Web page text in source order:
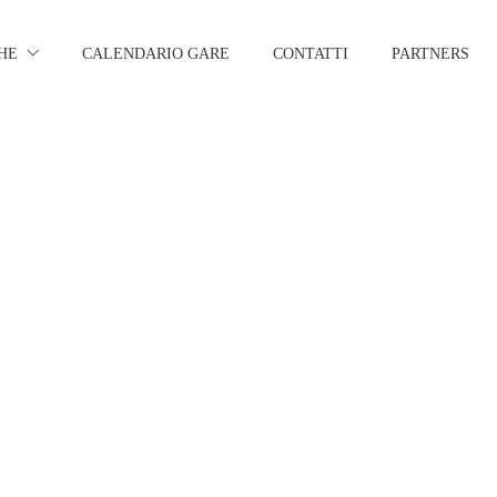
CALENDARIO GARE CONTATTI PARTNERS